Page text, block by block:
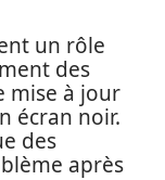
un rôle
des
mise à jour
écran noir.
des
après